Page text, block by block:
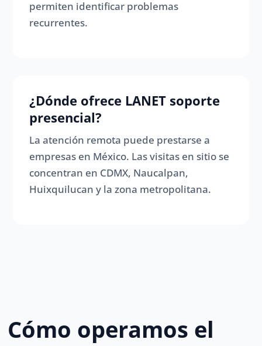
permiten identificar problemas
recurrentes.
¿Dónde ofrece LANET soporte
presencial?
La atención remota puede prestarse a
empresas en México. Las visitas en sitio se
concentran en CDMX, Naucalpan,
Huixquilucan y la zona metropolitana.
Cómo operamos el